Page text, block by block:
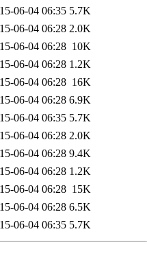
06-04 06:35 5.7K
06-04 06:28 2.0K
06-04 06:28 10K
06-04 06:28 1.2K
06-04 06:28 16K
06-04 06:28 6.9K
06-04 06:35 5.7K
06-04 06:28 2.0K
06-04 06:28 9.4K
06-04 06:28 1.2K
06-04 06:28 15K
06-04 06:28 6.5K
06-04 06:35 5.7K